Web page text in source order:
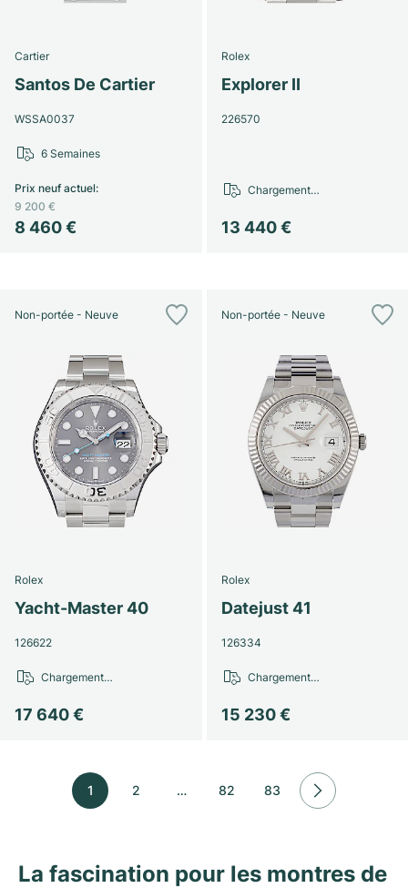
Cartier
Santos De Cartier
WSSA0037
8 460 €
Prix neuf actuel:
9 200 €
6 Semaines
Rolex
Explorer II
226570
13 440 €
Chargement…
Non-portée - Neuve
Rolex
Yacht-Master 40
126622
17 640 €
Chargement…
Non-portée - Neuve
Rolex
Datejust 41
126334
15 230 €
Chargement…
1 2 … 82 83
La fascination pour les montres de